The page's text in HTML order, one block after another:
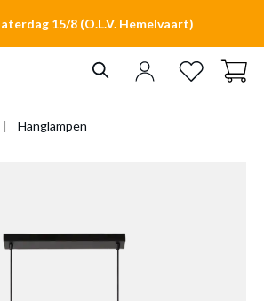
15/8 (O.L.V. Hemelvaart)
Hanglampen